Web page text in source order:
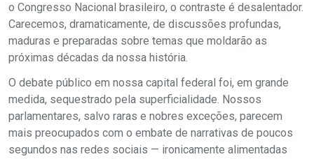
o Congresso Nacional brasileiro, o contraste é desalentador.
Carecemos, dramaticamente, de discussões profundas,
maduras e preparadas sobre temas que moldarão as
próximas décadas da nossa história.
O debate público em nossa capital federal foi, em grande
medida, sequestrado pela superficialidade. Nossos
parlamentares, salvo raras e nobres exceções, parecem
mais preocupados com o embate de narrativas de poucos
segundos nas redes sociais — ironicamente alimentadas